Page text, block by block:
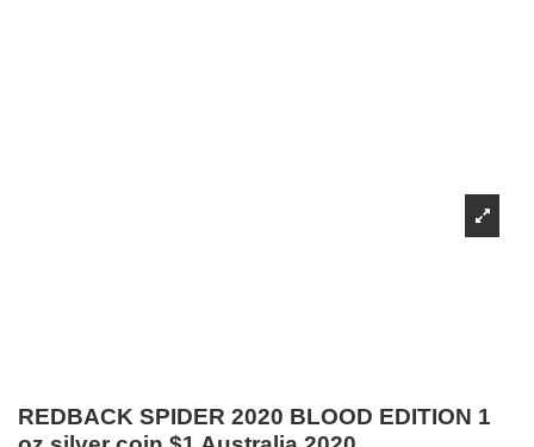
REDBACK SPIDER 2020 BLOOD EDITION 1